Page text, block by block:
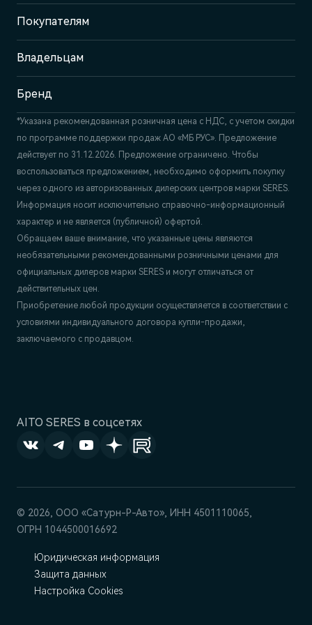
AITO SERES в соцсетях
Отдел продаж и сервиса
+7 (342) 250-23-25
Покупателям
Владельцам
Бренд
*Указана рекомендованная розничная цена c НДС, с учетом скидки
по программе поддержки продаж АО «МБ РУС». Предложение
действует по 31.12.2026. Предложение ограничено. Чтобы
воспользоваться предложением, необходимо оформить покупку
через одного из авторизованных дилерских центров марки SERES.
Информация носит исключительно справочно-информационный
характер и не является (публичной) офертой.
Обращаем ваше внимание, что указанные цены являются
необязательными рекомендованными розничными ценами для
официальных дилеров марки SERES и могут отличаться от
действительных цен.
Приобретение любой продукции осуществляется в соответствии с
условиями индивидуального договора купли-продажи,
заключаемого с продавцом.
© 2026, ООО «Сатурн-Р-Авто», ИНН 4501110065,
ОГРН 1044500016692
Юридическая информация
Защита данных
Настройка Cookies